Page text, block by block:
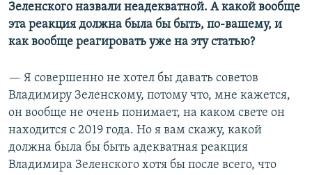
Зеленского назвали неадекватной. А какой вообще
эта реакция должна была бы быть, по-вашему, и
как вообще реагировать уже на эту статью?
— Я совершенно не хотел бы давать советов
Владимиру Зеленскому, потому что, мне кажется,
он вообще не очень понимает, на каком свете он
находится с 2019 года. Но я вам скажу, какой
должна была бы быть адекватная реакция
Владимира Зеленского хотя бы после всего, что